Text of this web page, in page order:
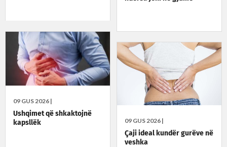
09 GUS 2026 |
Ushqimet që shkaktojnë
kapsllëk
09 GUS 2026 |
Çaji ideal kundër gurëve në
veshka